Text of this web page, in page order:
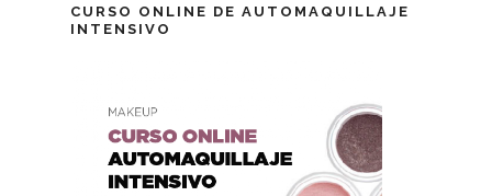
CURSO ONLINE DE AUTOMAQUILLAJE
INTENSIVO